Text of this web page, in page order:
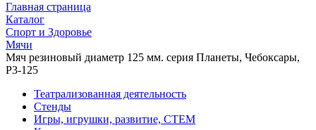
Главная страница
Каталог
Спорт и Здоровье
Мячи
Мяч резиновый диаметр 125 мм. серия Планеты, Чебоксары,
Р3-125
Театрализованная деятельность
Стенды
Игры, игрушки, развитие, СТЕМ